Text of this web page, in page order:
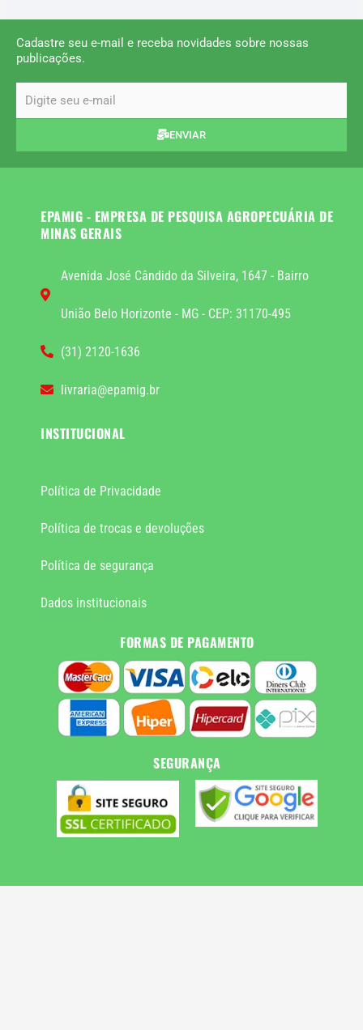
Cadastre seu e-mail e receba novidades sobre nossas
publicações.
ENVIAR
EPAMIG - EMPRESA DE PESQUISA AGROPECUÁRIA DE
MINAS GERAIS
Avenida José Cândido da Silveira, 1647 - Bairro
União Belo Horizonte - MG - CEP: 31170-495
(31) 2120-1636
livraria@epamig.br
INSTITUCIONAL
Política de Privacidade
Política de trocas e devoluções
Política de segurança
Dados institucionais
FORMAS DE PAGAMENTO
SEGURANÇA